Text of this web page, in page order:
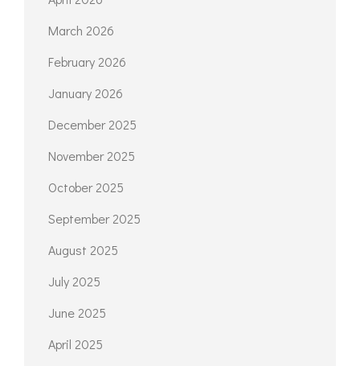
March 2026
February 2026
January 2026
December 2025
November 2025
October 2025
September 2025
August 2025
July 2025
June 2025
April 2025